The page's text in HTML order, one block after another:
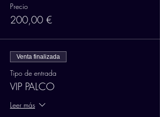
Precio
200,00 €
Venta finalizada
Tipo de entrada
VIP PALCO
Leer más